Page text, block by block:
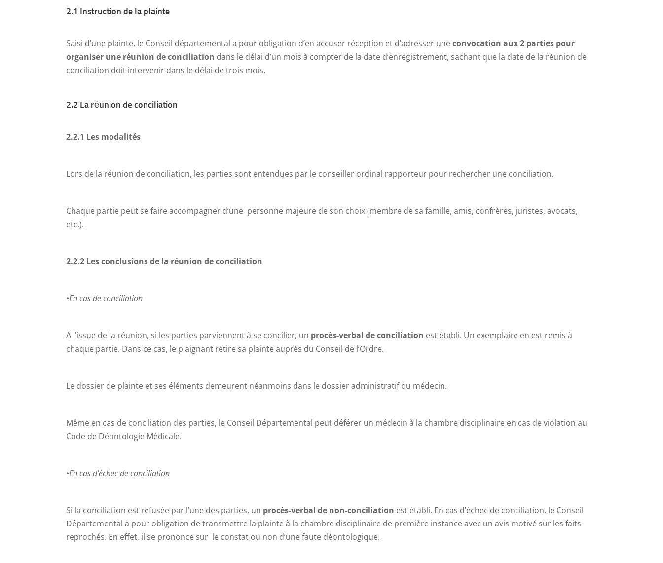
2.1 Instruction de la plainte
Saisi d’une plainte, le Conseil départemental a pour obligation d’en accuser réception et d’adresser uneconvocation aux 2 parties pour
organiser une réunion de conciliation dans le délai d’un mois à compter de la date d’enregistrement, sachant que la date de la réunion de
conciliation doit intervenir dans le délai de trois mois.
2.2 La réunion de conciliation
2.2.1 Les modalités
Lors de la réunion de conciliation, les parties sont entendues par le conseiller ordinal rapporteur pour rechercher une conciliation.
Chaque partie peut se faire accompagner d’une personne majeure de son choix (membre de sa famille, amis, confrères, juristes, avocats,
etc.).
2.2.2 Les conclusions de la réunion de conciliation
•En cas de conciliation
A l’issue de la réunion, si les parties parviennent à se concilier, un procès-verbal de conciliation est établi. Un exemplaire en est remis à
chaque partie. Dans ce cas, le plaignant retire sa plainte auprès du Conseil de l’Ordre.
Le dossier de plainte et ses éléments demeurent néanmoins dans le dossier administratif du médecin.
Même en cas de conciliation des parties, le Conseil Départemental peut déférer un médecin à la chambre disciplinaire en cas de violation au
Code de Déontologie Médicale.
•En cas d’échec de conciliation
Si la conciliation est refusée par l’une des parties, un procès-verbal de non-conciliation est établi. En cas d’échec de conciliation, le Conseil
Départemental a pour obligation de transmettre la plainte à la chambre disciplinaire de première instance avec un avis motivé sur les faits
reprochés. En effet, il se prononce sur le constat ou non d’une faute déontologique.